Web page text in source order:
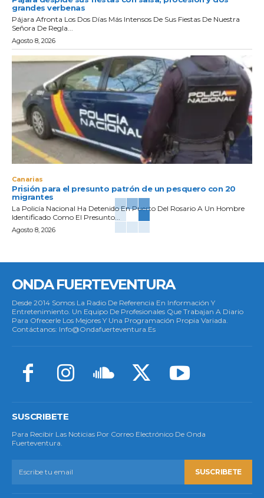
grandes verbenas
Pájara Afronta Los Dos Días Más Intensos De Sus Fiestas De Nuestra
Señora De Regla...
Agosto 8, 2026
Canarias
Prisión para el presunto patrón de un pesquero con 20
migrantes
La Policía Nacional Ha Detenido En Puerto Del Rosario A Un Hombre
Identificado Como El Presunto...
Agosto 8, 2026
ONDA FUERTEVENTURA
Desde 2014 Somos La Radio De Referencia En Información Y
Entretenimiento. Un Equipo De Profesionales Que Trabajan A Diario
Para Ofrecerle Los Mejores Y Una Programación Propia Variada.
Contáctanos: Info@ondafuerteventura.es
SUSCRIBETE
Para Recibir Las Noticias Por Correo Electrónico De Onda
Fuerteventura.
SUSCRIBETE